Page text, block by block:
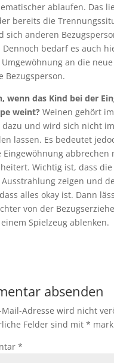
ablaufen. Das
bereits die
sich anderen
Dennoch bedarf es auch
an die
Bezugsperson.
wenn das Kind bei der
weint? Weinen gehört
dazu und wird sich nicht
lassen. Es bedeutet
Eingewöhnung abbrechen
Wichtig ist, dass
zeigen und
alles okay ist. Dann
von der
Spielzeug ablenken.
absenden
Mail-Adresse wird nicht
Felder sind mit *
*